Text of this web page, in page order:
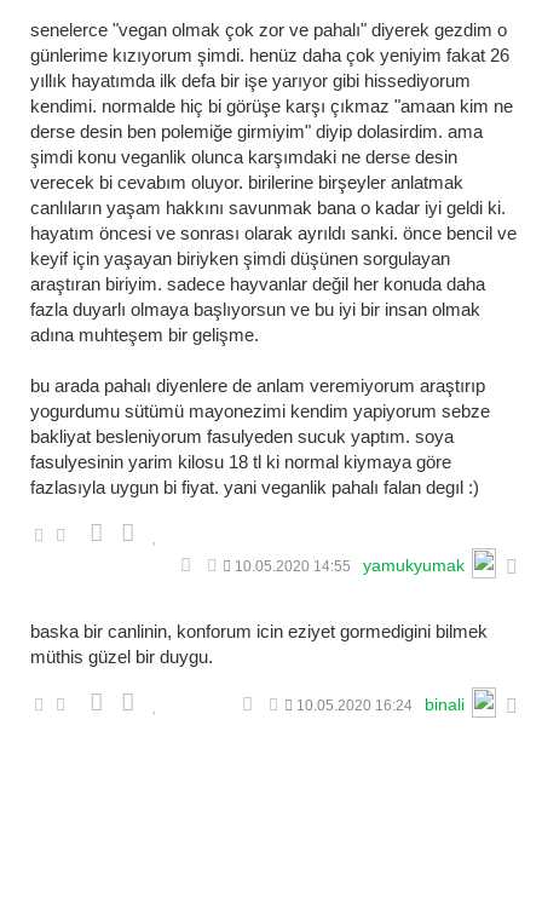
senelerce "vegan olmak çok zor ve pahalı" diyerek gezdim o
günlerime kızıyorum şimdi. henüz daha çok yeniyim fakat 26
yıllık hayatımda ilk defa bir işe yarıyor gibi hissediyorum
kendimi. normalde hiç bi görüşe karşı çıkmaz "amaan kim ne
derse desin ben polemiğe girmiyim" diyip dolasirdim. ama
şimdi konu veganlik olunca karşımdaki ne derse desin
verecek bi cevabım oluyor. birilerine birşeyler anlatmak
canlıların yaşam hakkını savunmak bana o kadar iyi geldi ki.
hayatım öncesi ve sonrası olarak ayrıldı sanki. önce bencil ve
keyif için yaşayan biriyken şimdi düşünen sorgulayan
araştıran biriyim. sadece hayvanlar değil her konuda daha
fazla duyarlı olmaya başlıyorsun ve bu iyi bir insan olmak
adına muhteşem bir gelişme.
bu arada pahalı diyenlere de anlam veremiyorum araştırıp
yogurdumu sütümü mayonezimi kendim yapiyorum sebze
bakliyat besleniyorum fasulyeden sucuk yaptım. soya
fasulyesinin yarim kilosu 18 tl ki normal kiymaya göre
fazlasıyla uygun bi fiyat. yani veganli̇k pahali falan degil :)
10.05.2020 14:55 yamukyumak
baska bir canlinin, konforum icin eziyet gormedigini bilmek
müthis güzel bir duygu.
10.05.2020 16:24 binali